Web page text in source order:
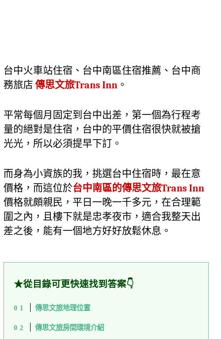
台中火車站住宿、台中南區住宿推薦、台中商
務旅店 傳思文旅Trans Inn 。
平常每個月固定到台中出差，第一個為行程考
量的絕對是住宿，台中的平價住宿很快就被搶
光光，所以必須提早下訂。
而身為小資族的我，挑選台中住宿時，最在意
價格，而這位於台中南區的傳思文旅Trans Inn
價格就頗親民，平日一晚一千多元，在合理範
圍之內，且樓下就是忠孝夜市，適合我整天出
差之後，能有一個地方好好放鬆休息。
★從目錄可更快速找到答案👇
傳思文旅地理位置
傳思文旅房間環境介紹